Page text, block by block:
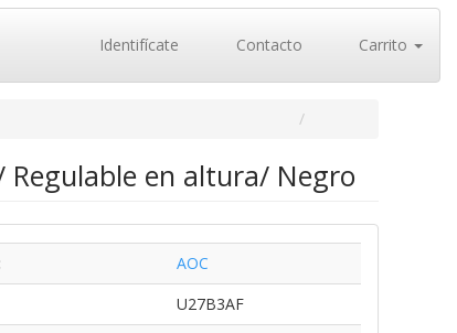
Identifícate Contacto Carrito
en altura/ Negro
AOC
U27B3AF